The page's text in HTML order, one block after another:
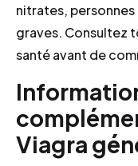
nitrates,
graves. Consultez
santé avant de
Viagra